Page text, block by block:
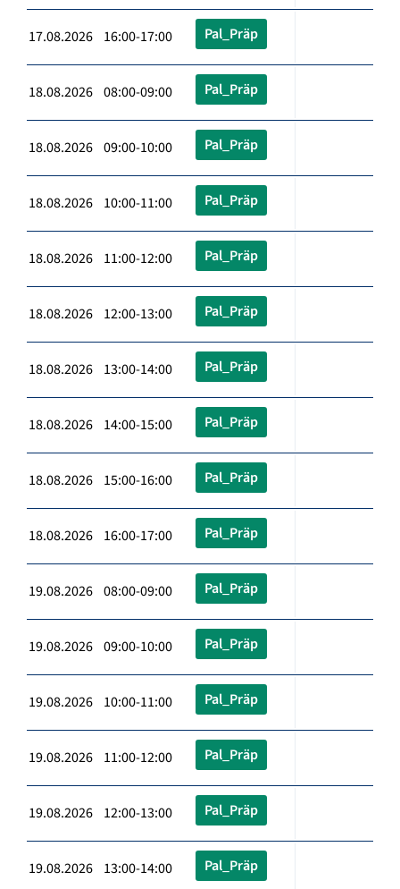
17.08.2026 16:00-17:00 Pal_Präp
18.08.2026 08:00-09:00 Pal_Präp
18.08.2026 09:00-10:00 Pal_Präp
18.08.2026 10:00-11:00 Pal_Präp
18.08.2026 11:00-12:00 Pal_Präp
18.08.2026 12:00-13:00 Pal_Präp
18.08.2026 13:00-14:00 Pal_Präp
18.08.2026 14:00-15:00 Pal_Präp
18.08.2026 15:00-16:00 Pal_Präp
18.08.2026 16:00-17:00 Pal_Präp
19.08.2026 08:00-09:00 Pal_Präp
19.08.2026 09:00-10:00 Pal_Präp
19.08.2026 10:00-11:00 Pal_Präp
19.08.2026 11:00-12:00 Pal_Präp
19.08.2026 12:00-13:00 Pal_Präp
19.08.2026 13:00-14:00 Pal_Präp